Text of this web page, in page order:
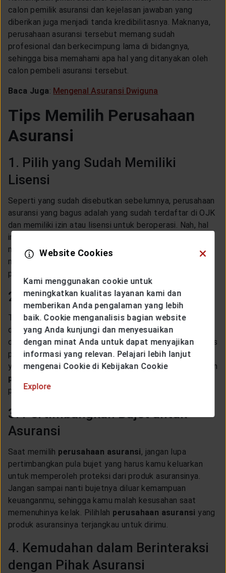
calon pemilik asuransi dan kejelasan jawaban yang
diberikan juga menjadi tanda kredibilitasnya. Maknanya,
perusahaan asuransi tersebut memang sudah
profesional dan berkecimpung lama di bidangnya,
sehingga bisa memahami apa hal yang ditanyakan oleh
calon pembeli asuransi tersebut.
Baca Juga: Mengenal Asuransi Dwiguna
Tips Memilih Perusahaan
Asuransi
1. Pilih yang Sudah Memiliki
Lisensi
Seperti yang sudah disebutkan sebelumnya, perusahaan
asuransi yang bagus adalah yang sudah terdaftar di OJK
dan memiliki izin atau lisensi untuk beroperasi. Nah, hal
ini jugalah yang patut kamu jadikan pedoman saat
memilih perusahaan asuransi. Pilihlah yang sudah
memiliki lisensi, sehingga kamu akan terhindar dari risiko
penipuan dan kerugian material lainnya di masa depan.
2. Jenis Proteksi yang Ditawarkan
Tips memilih perusahaan asuransi selanjutnya adalah
dengan mempertimbangkan jenis proteksi yang
ditawarkan. Perusahaan asuransimemiliki berbagai jenis
produk asuransi, di mana perlindungan atau proteksi
yang ditawarkan akan berbeda-beda. Nah, kamu bisa pilih
perusahaan asuransi
produk asuransi yang sesuai dengan kebutuhanmu.
3. Pertimbangkan Bujet untuk
Asuransi
Saat memilih perusahaan asuransi, jangan lupa
pertimbangkan pula bujet yang harus kamu keluarkan
untuk memperoleh proteksi dari produk asuransinya.
Jangan sampai nanti bujetnya diluar kemampuan
keuanganmu, sehingga kamu malah kesusahan saat
memenuhinya kelak. Pilihlah perusahaan asuransi yang
produk asuransinya terjangkau untuk dirimu.
4. Kemudahan dalam Berinteraksi
dengan Pihak Asuransi
Website Cookies
Kami menggunakan cookie untuk
meningkatkan kualitas layanan kami dan
memberikan Anda pengalaman yang lebih
baik. Cookie menganalisis bagian website
yang Anda kunjungi dan menyesuaikan
dengan minat Anda untuk dapat menyajikan
informasi yang relevan. Pelajari lebih lanjut
mengenai Cookie di Kebijakan Cookie
Explore